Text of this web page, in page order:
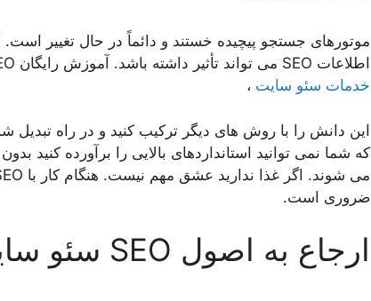
موتورهای جستجو پیچیده خستند و دائماً در حال تغییر است.
اطلاعات SEO می تواند تأثیر داشته باشد. آموزش رایگان SEO نیز به صورت آنلاین بسیار مفید است
خدمات سئو سایت ،
این دانش را با روش های دیگر ترکیب کنید و در راه
که شما نمی توانید استانداردهای بالایی را برآورده کنید بدون
ضروری است.
ارجاع به اصول SEO سئو سایت